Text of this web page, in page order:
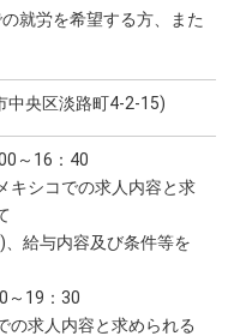
就労を希望する方、また
中央区淡路町4-2-15)
00～16：40
キシコでの求人内容と求
給与内容及び条件等を
～19：30
の求人内容と求められる